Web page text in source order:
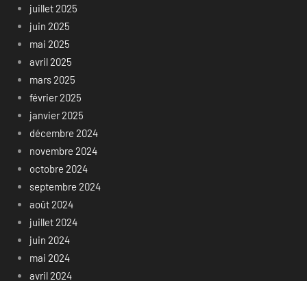
juillet 2025
juin 2025
mai 2025
avril 2025
mars 2025
février 2025
janvier 2025
décembre 2024
novembre 2024
octobre 2024
septembre 2024
août 2024
juillet 2024
juin 2024
mai 2024
avril 2024